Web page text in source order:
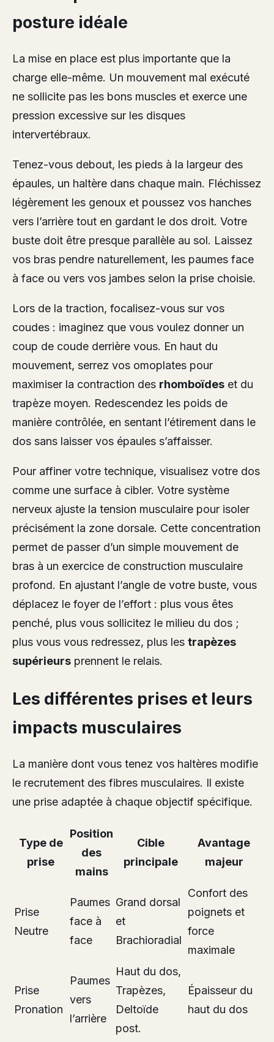
posture idéale
La mise en place est plus importante que la
charge elle-même. Un mouvement mal exécuté
ne sollicite pas les bons muscles et exerce une
pression excessive sur les disques
intervertébraux.
Tenez-vous debout, les pieds à la largeur des
épaules, un haltère dans chaque main. Fléchissez
légèrement les genoux et poussez vos hanches
vers l’arrière tout en gardant le dos droit. Votre
buste doit être presque parallèle au sol. Laissez
vos bras pendre naturellement, les paumes face
à face ou vers vos jambes selon la prise choisie.
Lors de la traction, focalisez-vous sur vos
coudes : imaginez que vous voulez donner un
coup de coude derrière vous. En haut du
mouvement, serrez vos omoplates pour
maximiser la contraction des rhomboïdes et du
trapèze moyen. Redescendez les poids de
manière contrôlée, en sentant l’étirement dans le
dos sans laisser vos épaules s’affaisser.
Pour affiner votre technique, visualisez votre dos
comme une surface à cibler. Votre système
nerveux ajuste la tension musculaire pour isoler
précisément la zone dorsale. Cette concentration
permet de passer d’un simple mouvement de
bras à un exercice de construction musculaire
profond. En ajustant l’angle de votre buste, vous
déplacez le foyer de l’effort : plus vous êtes
penché, plus vous sollicitez le milieu du dos ;
plus vous vous redressez, plus les trapèzes
supérieurs prennent le relais.
Les différentes prises et leurs
impacts musculaires
La manière dont vous tenez vos haltères modifie
le recrutement des fibres musculaires. Il existe
une prise adaptée à chaque objectif spécifique.
Type de
prise
Position
des
mains
Cible
principale
Avantage
majeur
Prise
Neutre
Paumes
face à
face
Grand dorsal
et
Brachioradial
Confort des
poignets et
force
maximale
Prise
Pronation
Paumes
vers
l’arrière
Haut du dos,
Trapèzes,
Deltoïde
post.
Épaisseur du
haut du dos